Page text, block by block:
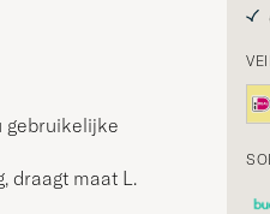
gebruikelijke
draagt maat L .